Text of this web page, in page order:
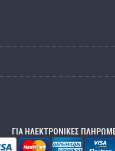
ΓΙΑ ΗΛΕΚΤΡΟΝΙΚΕΣ